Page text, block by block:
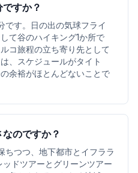
すか？
です。日の出の気球フライ
て谷のハイキング1か所で
コ旅程の立ち寄り先として
、スケジュールがタイト
余裕がほとんどないことで
のですか？
ちつつ、地下都市とイフララ
ドツアーとグリーンツアー